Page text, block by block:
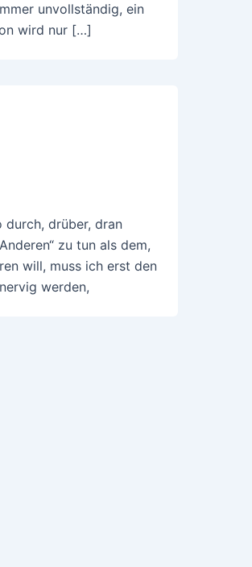
unvollständig, ein
wird nur […]
durch, drüber, dran
zu tun als dem,
will, muss ich erst den
werden,